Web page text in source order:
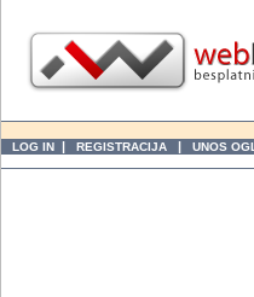
LOG IN | REGISTRACIJA | UNOS